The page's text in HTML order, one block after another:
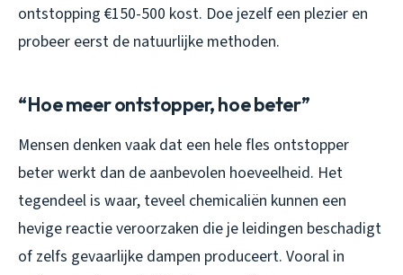
ontstopping €150-500 kost. Doe jezelf een plezier en
probeer eerst de natuurlijke methoden.
“Hoe meer ontstopper, hoe beter”
Mensen denken vaak dat een hele fles ontstopper
beter werkt dan de aanbevolen hoeveelheid. Het
tegendeel is waar, teveel chemicaliën kunnen een
hevige reactie veroorzaken die je leidingen beschadigt
of zelfs gevaarlijke dampen produceert. Vooral in